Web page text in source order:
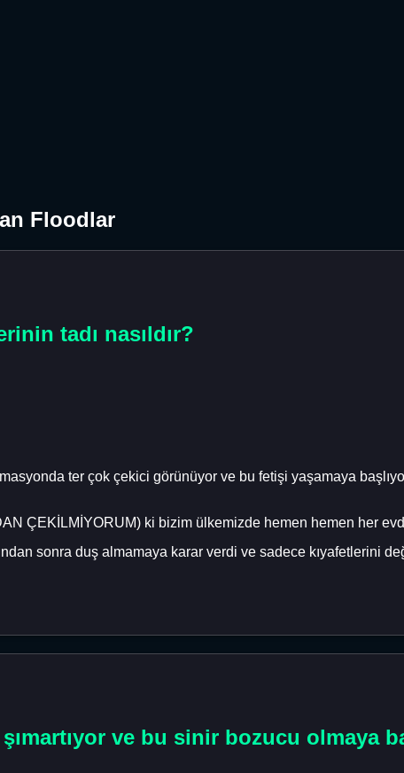
Floodlar
tadı nasıldır?
ter çok çekici görünüyor ve bu fetişi yaşamaya
ÇEKİLMİYORUM) ki bizim ülkemizde hemen hemen her
sonra duş almamaya karar verdi ve sadece kıyafetlerini
şımartıyor ve bu sinir bozucu olmaya